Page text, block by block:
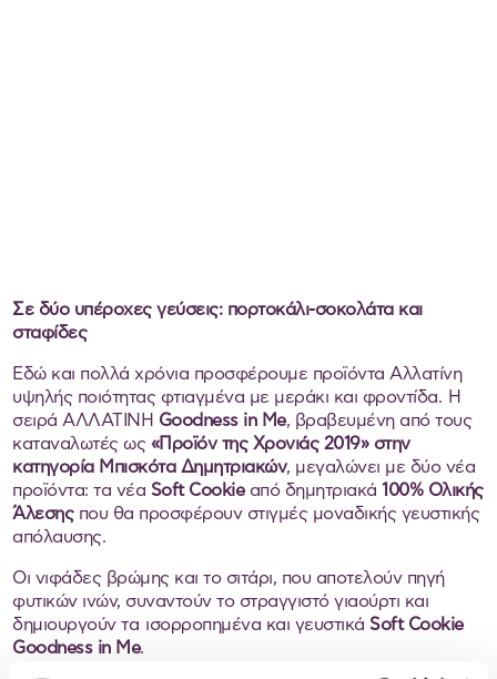
Σε δύο υπέροχες γεύσεις: πορτοκάλι-σοκολάτα και
σταφίδες
Εδώ και πολλά χρόνια προσφέρουμε προϊόντα Αλλατίνη
υψηλής ποιότητας φτιαγμένα με μεράκι και φροντίδα. Η
σειρά ΑΛΛΑΤΙΝΗ Goodness in Me, βραβευμένη από τους
καταναλωτές ως «Προϊόν της Χρονιάς 2019» στην
κατηγορία Μπισκότα Δημητριακών, μεγαλώνει με δύο νέα
προϊόντα: τα νέα Soft Cookieαπό δημητριακά100% Ολικής
Άλεσης που θα προσφέρουν στιγμές μοναδικής γευστικής
απόλαυσης.
Οι νιφάδες βρώμης και το σιτάρι, που αποτελούν πηγή
φυτικών ινών, συναντούν το στραγγιστό γιαούρτι και
δημιουργούν τα ισορροπημένα και γευστικά Soft Cookie
Goodness in Me.